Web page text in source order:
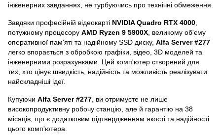
інженерних завданнях, не турбуючись про технічні обмеження.
Завдяки професійній відеокарті NVIDIA Quadro RTX 4000,
потужному процесору AMD Ryzen 9 5900X, великому об'єму
оперативної пам'яті та надійному SSD диску, Alfa Server #277
легко впорається з обробкою графіки, відео, 3D моделей та
інженерними розрахунками. Цей комп'ютер створений для
тих, хто цінує швидкість, надійність та можливість реалізувати
найскладніші ідеї.
Купуючи Alfa Server #277, ви отримуєте не лише
високопродуктивну робочу станцію, але й гарантію на 38
місяців, що є додатковим підтвердженням якості та надійності
цього комп'ютера.